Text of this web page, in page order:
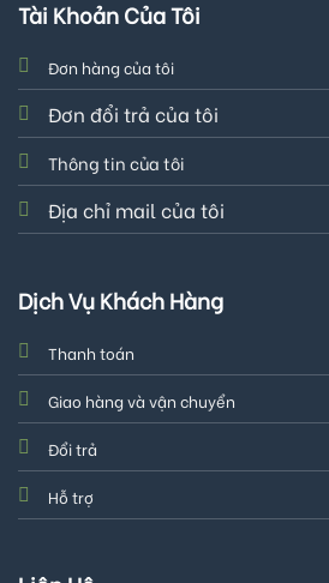
Tài Khoản Của Tôi
Đơn hàng của tôi
Đơn đổi trả của tôi
Thông tin của tôi
Địa chỉ mail của tôi
Dịch Vụ Khách Hàng
Thanh toán
Giao hàng và vận chuyển
Đổi trả
Hỗ trợ